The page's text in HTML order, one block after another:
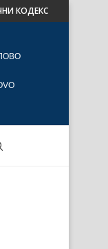
КОДЕКС